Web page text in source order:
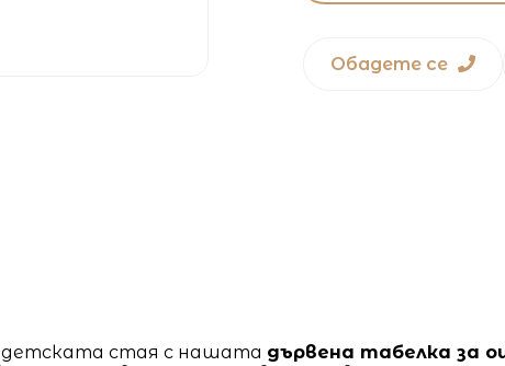
Обадете се
детската стая с нашата дървена табелка за